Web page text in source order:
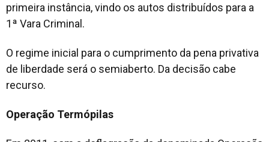
primeira instância, vindo os autos distribuídos para a
1ª Vara Criminal.
O regime inicial para o cumprimento da pena privativa
de liberdade será o semiaberto. Da decisão cabe
recurso.
Operação Termópilas